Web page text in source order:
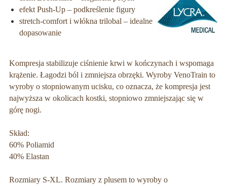
efekt Push-Up – podkreślenie figury
stretch-comfort i włókna trilobal – idealne
dopasowanie
Kompresja stabilizuje ciśnienie krwi w kończynach i wspomaga
krążenie. Łagodzi ból i zmniejsza obrzęki. Wyroby VenoTrain to
wyroby o stopniowanym ucisku, co oznacza, że kompresja jest
najwyższa w okolicach kostki, stopniowo zmniejszając się w
górę nogi.
Skład:
60% Poliamid
40% Elastan
Rozmiary S-XL. Rozmiary z plusem to wyroby o